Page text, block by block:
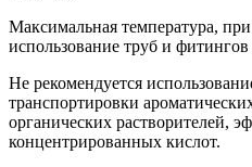
Максимальная температура,
использование труб и
Не рекомендуется
транспортировки
органических растворителей,
концентрированных кислот.